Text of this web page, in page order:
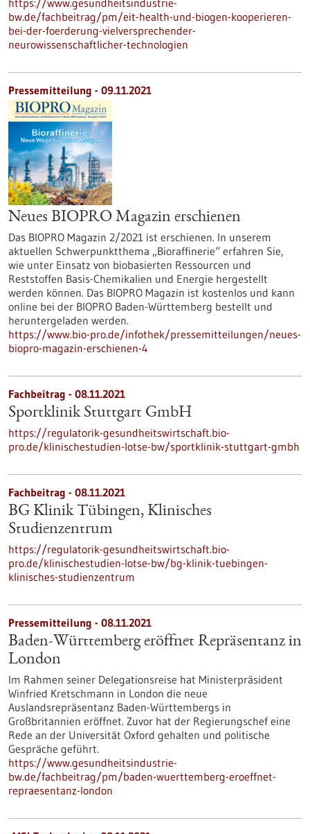
https://www.gesundheitsindustrie-
bw.de/fachbeitrag/pm/eit-health-und-biogen-kooperieren-
bei-der-foerderung-vielversprechender-
neurowissenschaftlicher-technologien
Pressemitteilung - 09.11.2021
Neues BIOPRO Magazin erschienen
Das BIOPRO Magazin 2/2021 ist erschienen. In unserem
aktuellen Schwerpunktthema „Bioraffinerie“ erfahren Sie,
wie unter Einsatz von biobasierten Ressourcen und
Reststoffen Basis-Chemikalien und Energie hergestellt
werden können. Das BIOPRO Magazin ist kostenlos und kann
online bei der BIOPRO Baden-Württemberg bestellt und
heruntergeladen werden.
https://www.bio-pro.de/infothek/pressemitteilungen/neues-
biopro-magazin-erschienen-4
Fachbeitrag - 08.11.2021
Sportklinik Stuttgart GmbH
https://regulatorik-gesundheitswirtschaft.bio-
pro.de/klinischestudien-lotse-bw/sportklinik-stuttgart-gmbh
Fachbeitrag - 08.11.2021
BG Klinik Tübingen, Klinisches
Studienzentrum
https://regulatorik-gesundheitswirtschaft.bio-
pro.de/klinischestudien-lotse-bw/bg-klinik-tuebingen-
klinisches-studienzentrum
Pressemitteilung - 08.11.2021
Baden-Württemberg eröffnet Repräsentanz in
London
Im Rahmen seiner Delegationsreise hat Ministerpräsident
Winfried Kretschmann in London die neue
Auslandsrepräsentanz Baden-Württembergs in
Großbritannien eröffnet. Zuvor hat der Regierungschef eine
Rede an der Universität Oxford gehalten und politische
Gespräche geführt.
https://www.gesundheitsindustrie-
bw.de/fachbeitrag/pm/baden-wuerttemberg-eroeffnet-
repraesentanz-london